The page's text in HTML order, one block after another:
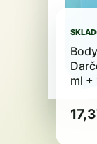
ml +